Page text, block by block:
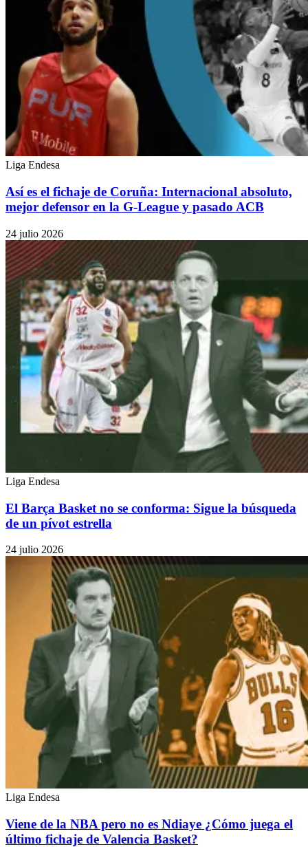
Liga Endesa
Así es el fichaje de Coruña: Internacional absoluto,
mejor defensor en la G-League y pasado ACB
24 julio 2026
Liga Endesa
El Barça Basket no se conforma: Sigue la búsqueda
de un pívot estrella
24 julio 2026
Liga Endesa
Viene de la NBA pero no es Ndiaye ¿Cómo juega el
último fichaje de Valencia Basket?